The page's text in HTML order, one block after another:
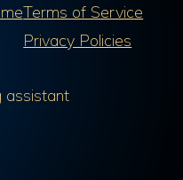
Terms of Service
Privacy Policies
assistant